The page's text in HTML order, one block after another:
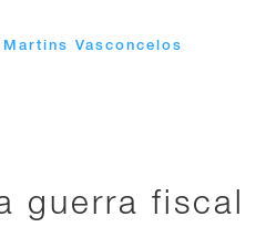
Vasconcelos
guerra fiscal